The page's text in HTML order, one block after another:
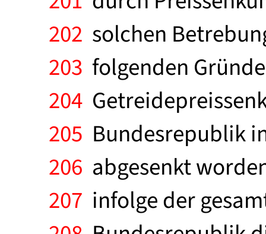
202 solchen
203 folgenden
204
205 Bundesrepublik
206 abgesenkt
207 infolge der